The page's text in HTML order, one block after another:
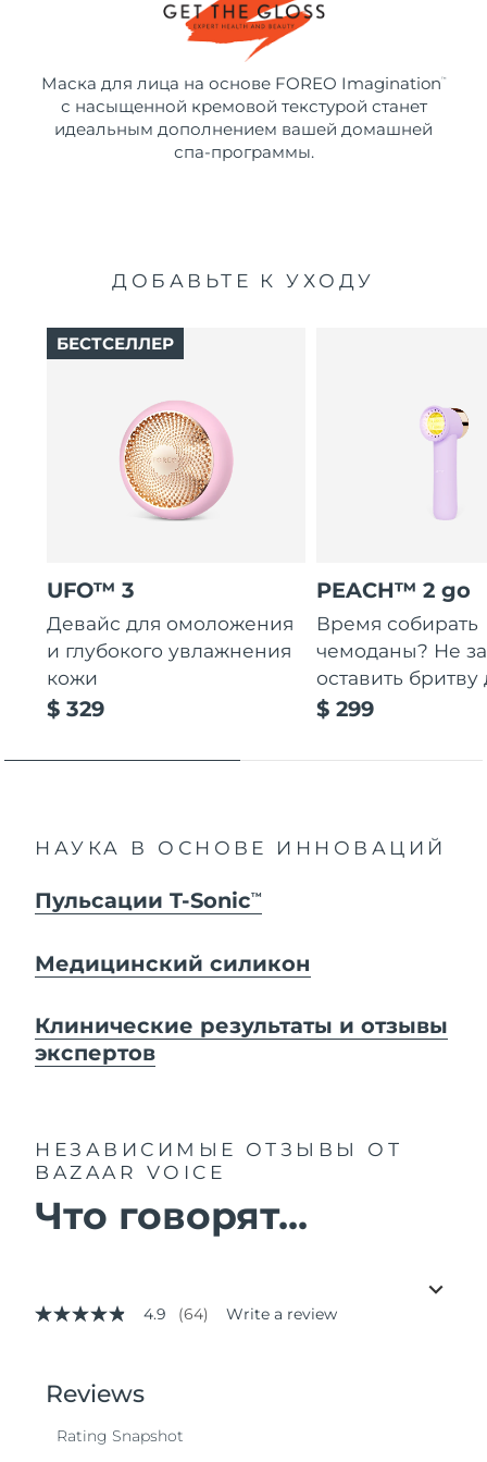
Маска для лица на основе FOREO Imagination ™
с насыщенной кремовой текстурой станет
идеальным дополнением вашей домашней
спа-программы.
ДОБАВЬТЕ К УХОДУ
UFO™ 3
Девайс для омоложения
и глубокого увлажнения
кожи
$ 329
БЕСТСЕЛЛЕР
PEACH™ 2 go
Время собирать
чемоданы? Не
оставить бритву
$ 299
НАУКА В ОСНОВЕ ИННОВАЦИЙ
Пульсации T-SonicTM
Медицинский силикон
Клинические результаты и отзывы
экспертов
НЕЗАВИСИМЫЕ ОТЗЫВЫ
ОТ
BAZAAR VOICE
Что говорят...
4.9
stars,
average
value.
4.9 (64) Write a review